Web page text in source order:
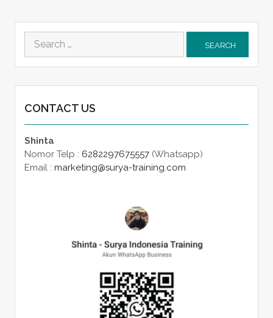
Search
for:
CONTACT US
Shinta
Nomor Telp : 6282297675557(Whatsapp)
Email : marketing@surya-training.com